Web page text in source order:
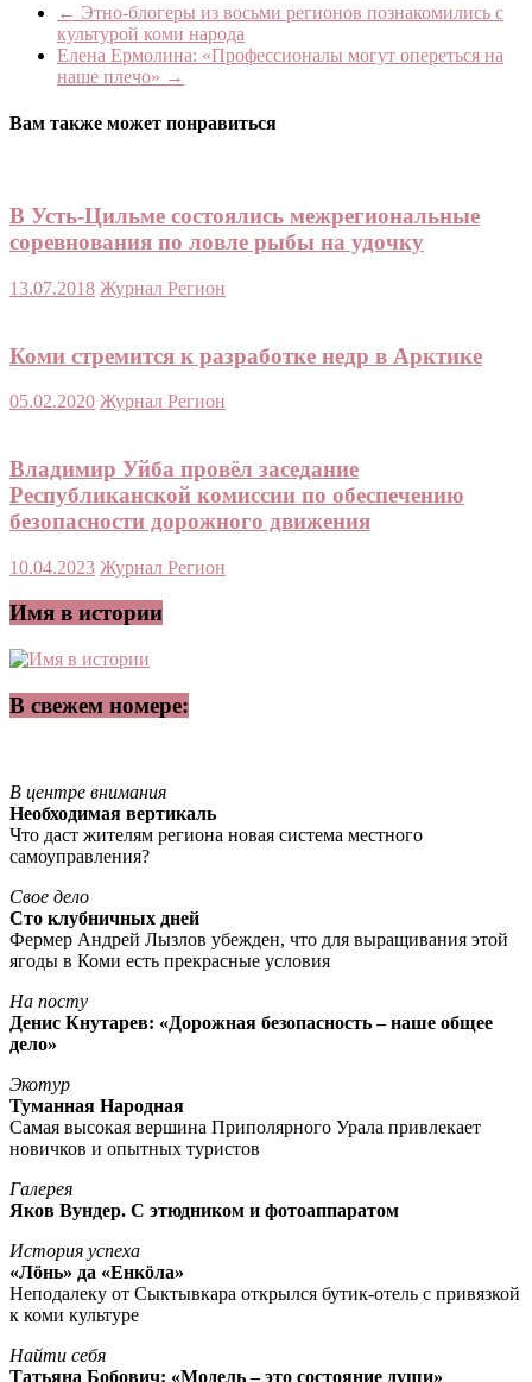
← Этно-блогеры из восьми регионов познакомились с
культурой коми народа
Елена Ермолина: «Профессионалы могут опереться на
наше плечо» →
Вам также может понравиться
В Усть-Цильме состоялись межрегиональные
соревнования по ловле рыбы на удочку
13.07.2018 Журнал Регион
Коми стремится к разработке недр в Арктике
05.02.2020 Журнал Регион
Владимир Уйба провёл заседание
Республиканской комиссии по обеспечению
безопасности дорожного движения
10.04.2023 Журнал Регион
Имя в истории
В свежем номере:
В центре внимания
Необходимая вертикаль
Что даст жителям региона новая система местного
самоуправления?
Свое дело
Сто клубничных дней
Фермер Андрей Лызлов убежден, что для выращивания этой
ягоды в Коми есть прекрасные условия
На посту
Денис Кнутарев: «Дорожная безопасность – наше общее
дело»
Экотур
Туманная Народная
Самая высокая вершина Приполярного Урала привлекает
новичков и опытных туристов
Галерея
Яков Вундер. С этюдником и фотоаппаратом
История успеха
«Лöнь» да «Енкöла»
Неподалеку от Сыктывкара открылся бутик-отель с привязкой
к коми культуре
Найти себя
Татьяна Бобович: «Модель – это состояние души»